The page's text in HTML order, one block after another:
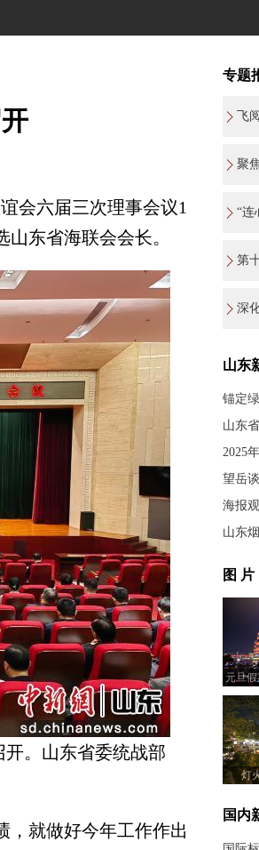
会六届三次理事会议1
东省海联会会长。
。山东省委统战部
就做好今年工作作出
专题
飞
聚
“连
第
深
山东
山东
2025
望岳
海报
山东
图 片
元旦
灯
国内